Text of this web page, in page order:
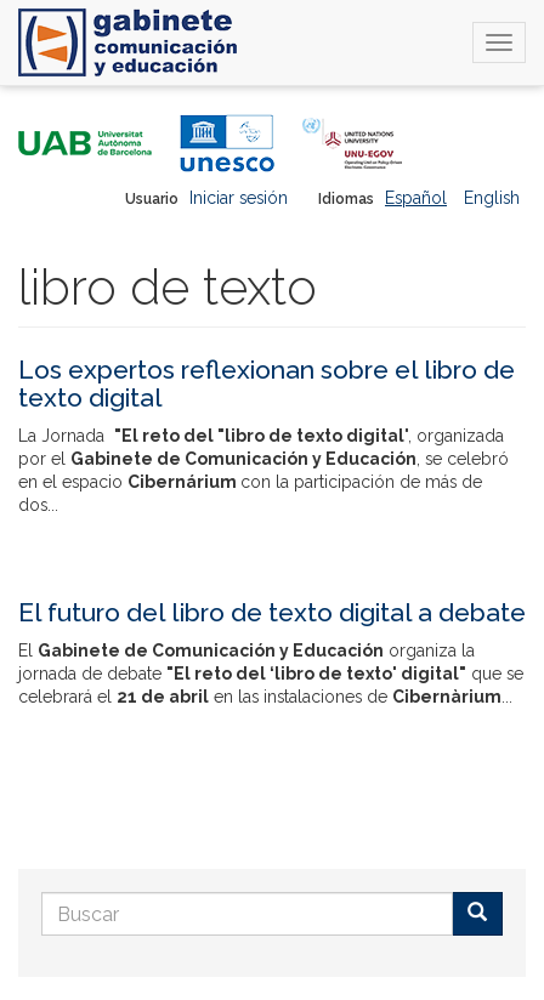
Idiomas Español English
Usuario Iniciar sesión
libro de texto
Los expertos reflexionan sobre el libro de
texto digital
La Jornada "El reto del "libro de texto digital", organizada
por el Gabinete de Comunicación y Educación , se celebró
en el espacio Cibernárium con la participación de más de
dos...
El futuro del libro de texto digital a debate
El Gabinete de Comunicación y Educación organiza la
jornada de debate "El reto del ‘libro de texto' digital" que se
celebrará el 21 de abril en las instalaciones de Cibernàrium
Formulario
de